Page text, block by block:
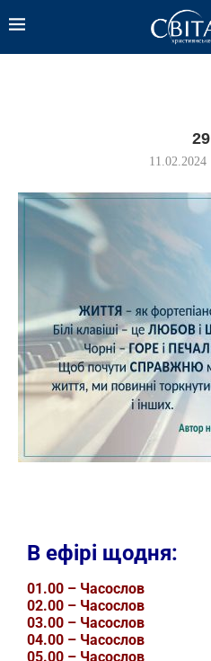
29
11.02.2024
В ефірі щодня:
01.00 – Часослов
02.00 – Часослов
03.00 – Часослов
04.00 – Часослов
05.00 – Часослов